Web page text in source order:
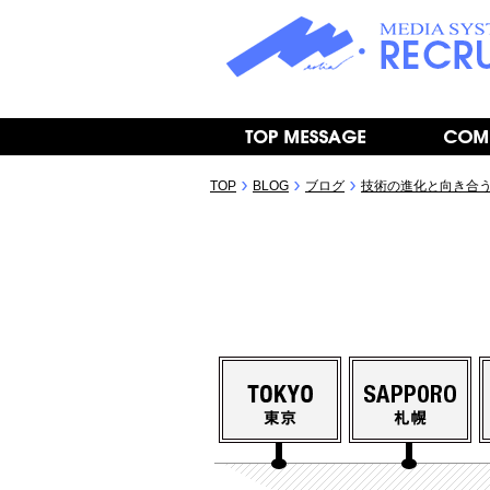
TOP BLOG ブログ 技術の進化と向き合